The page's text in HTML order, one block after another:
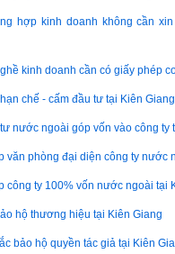
hợp kinh doanh không cần
kinh doanh cần có giấy phép
chế - cấm đầu tư tại Kiên
nước ngoài góp vốn vào công ty
văn phòng đại diện công ty nước
công ty 100% vốn nước ngoài tại
hộ thương hiệu tại Kiên Giang
bảo hộ quyền tác giả tại Kiên